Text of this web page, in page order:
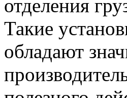
отделения
Такие
обладают